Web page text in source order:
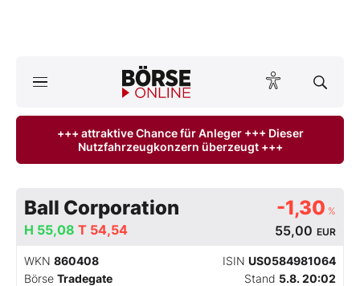
ktuelle Ausgabe BÖRSE ONLINE lesen
Finanz-Check
Abo & Shop
+++ attraktive Chance für Anleger +++ Dieser
Nutzfahrzeugkonzern überzeugt +++
Ball Corporation -1,30 %
55,00 EUR
H 55,08 T 54,54
WKN 860408 ISIN US0584981064
Börse Tradegate Stand 5.8. 20:02